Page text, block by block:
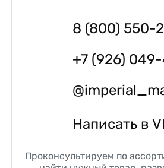
8 (800) 550-
+7 (926)
Написать в
Проконсультируем по